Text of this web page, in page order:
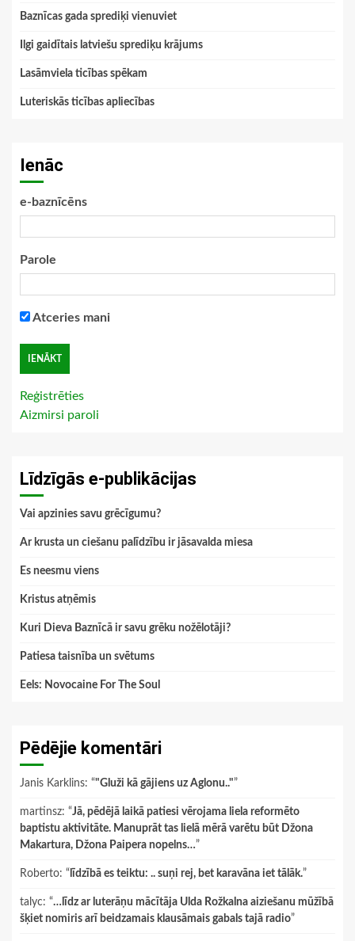
Baznīcas gada sprediķi vienuviet
Ilgi gaidītais latviešu sprediķu krājums
Lasāmviela ticības spēkam
Luteriskās ticības apliecības
Ienāc
e-baznīcēns
Parole
Atceries mani
Reģistrēties
Aizmirsi paroli
Līdzīgās e-publikācijas
Vai apzinies savu grēcīgumu?
Ar krusta un ciešanu palīdzību ir jāsavalda miesa
Es neesmu viens
Kristus atņēmis
Kuri Dieva Baznīcā ir savu grēku nožēlotāji?
Patiesa taisnība un svētums
Eels: Novocaine For The Soul
Pēdējie komentāri
Janis Karklins: “"Gluži kā gājiens uz Aglonu.."”
martinsz: “Jā, pēdējā laikā patiesi vērojama liela reformēto
baptistu aktivitāte. Manuprāt tas lielā mērā varētu būt Džona
Makartura, Džona Paipera nopelns…”
Roberto: “ līdzībā es teiktu: .. suņi rej, bet karavāna iet tālāk.”
talyc: “…līdz ar luterāņu mācītāja Ulda Rožkalna aiziešanu mūžībā
šķiet nomiris arī beidzamais klausāmais gabals tajā radio”